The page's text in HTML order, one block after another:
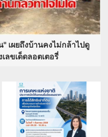
เผยถึงบ้านคงไม่กล้าไปดู
ลขเด็ดลอตเตอรี่